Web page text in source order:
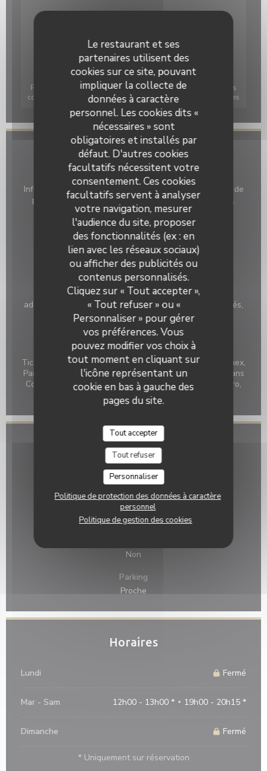
Le restaurant et ses
partenaires utilisent des
cookies sur ce site, pouvant
impliquer la collecte de
données à caractère
personnel. Les cookies dits «
nécessaires » sont
obligatoires et installés par
défaut. D'autres cookies
facultatifs nécessitent votre
consentement. Ces cookies
facultatifs servent à analyser
votre navigation, mesurer
l'audience du site, proposer
des fonctionnalités (ex : en
lien avec les réseaux sociaux)
ou afficher des publicités ou
contenus personnalisés.
Cliquez sur « Tout accepter »,
« Tout refuser » ou «
Personnaliser » pour gérer
vos préférences. Vous
pouvez modifier vos choix à
tout moment en cliquant sur
l'icône représentant un
cookie en bas à gauche des
pages du site.
Tout accepter
Tout refuser
Personnaliser
Politique de protection des données à caractère
personnel
Politique de gestion des cookies
Pour afficher la carte interactive Waze, vous devez accepter les
cookies Waze Map (Google). Ces cookies peuvent collecter des
données de navigation et de localisation.
Autoriser
Infos pratiques
Cuisine
Influences italiennes, Poissons, Grillades de viandes et de
poissons, Vegan Friendly, Salades, Salades créatives,
Fusion Franco-Asiatique, Cuisine Française Moderne,
Française Traditionnelle Revisitée
Type de restaurant
BAR RESTAURANT
Services
Bar à cocktails, Bar à Vin, Ascenseur, Accès et WC
adaptés aux personnes à mobilité réduite, Chaises bébés,
Table à langer, Salle climatisée, Terrasse en cour
intérieure, Terrasse panoramique sur la vallée
Moyens de paiement
Ticket restaurant dématérialisé, Chèques Vacances, Amex,
Paiement mobile, Sans Contact, Apple Pay, Paiement Sans
Contact, Monéo, Eurocard/Mastercard, Espèces, Maestro,
Visa, American Express, Carte Bleue
Accès
Métro
Non
Station de vélos
Non
Non
Parking
Proche
Horaires
Lundi Fermé
Mar - Sam 12h00 - 13h00 * • 19h00 - 20h15 *
Dimanche Fermé
* Uniquement sur réservation
Le Numéro 3